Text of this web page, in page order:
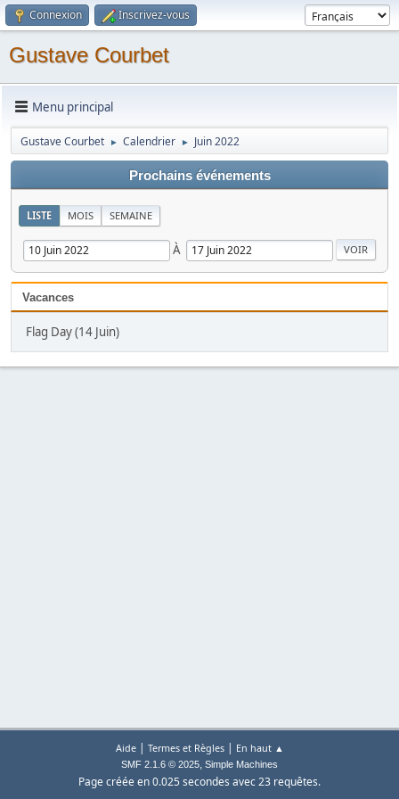
Connexion Inscrivez-vous
Gustave Courbet
Menu principal
Gustave Courbet ► Calendrier ► Juin 2022
Prochains événements
LISTE MOIS SEMAINE
À
Vacances
Flag Day (14 Juin)
Aide| Termes et Règles| En haut ▲
SMF 2.1.6 © 2025, Simple Machines
Page créée en 0.025 secondes avec 23 requêtes.